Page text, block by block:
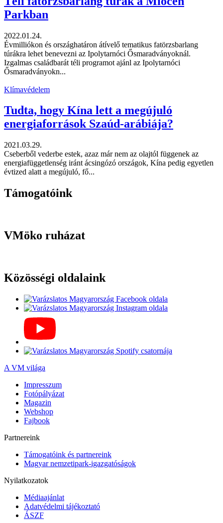
Parkban
2022.01.24.
Évmilliókon és országhatáron átívelő tematikus fatörzsbarlang
túrákra lehet benevezni az Ipolytarnóci Ősmaradványoknál.
Izgalmas családbarát téli programot ajánl az Ipolytarnóci
Ősmaradványokn...
Klímavédelem
Tudta, hogy Kína lett a megújuló
energiaforrások Szaúd-arábiája?
2021.03.29.
Cseberből vederbe estek, azaz már nem az olajtól függenek az
energiafüggetlenség iránt ácsingózó országok, Kína pedig egyetlen
évtized alatt a megújuló, fő...
Támogatóink
VMöko ruházat
Közösségi oldalaink
A VM világa
Impresszum
Fotópályázat
Magazin
Webshop
Fajbook
Partnereink
Támogatóink és partnereink
Magyar nemzetipark-igazgatóságok
Nyilatkozatok
Médiaajánlat
Adatvédelmi tájékoztató
ÁSZF